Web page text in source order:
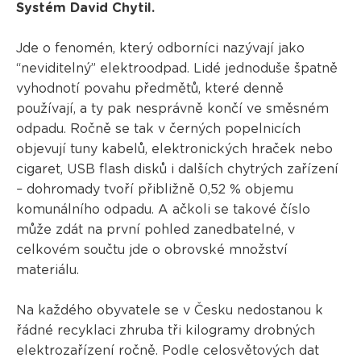
Systém David Chytil.
Jde o fenomén, který odborníci nazývají jako
“neviditelný” elektroodpad. Lidé jednoduše špatně
vyhodnotí povahu předmětů, které denně
používají, a ty pak nesprávně končí ve směsném
odpadu. Ročně se tak v černých popelnicích
objevují tuny kabelů, elektronických hraček nebo
cigaret, USB flash disků i dalších chytrých zařízení
– dohromady tvoří přibližně 0,52 % objemu
komunálního odpadu. A ačkoli se takové číslo
může zdát na první pohled zanedbatelné, v
celkovém součtu jde o obrovské množství
materiálu.
Na každého obyvatele se v Česku nedostanou k
řádné recyklaci zhruba tři kilogramy drobných
elektrozařízení ročně. Podle celosvětových dat